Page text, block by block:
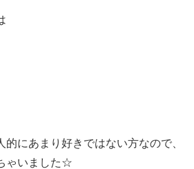
的にあまり好きではない方なので、
ゃいました☆